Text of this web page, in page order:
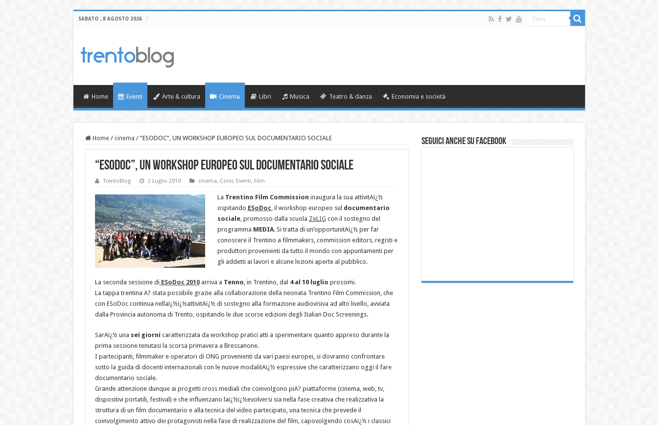
SABATO , 8 AGOSTO 2026
Home Eventi Arte & cultura Cinema Libri Musica Teatro & danza Economia e società
Home / cinema / “ESODOC”, UN WORKSHOP EUROPEO SUL DOCUMENTARIO SOCIALE
“ESODOC”, UN WORKSHOP EUROPEO SUL DOCUMENTARIO SOCIALE
TrentoBlog 2 Luglio 2010 cinema, Corsi, Eventi, Film
La Trentino Film Commission inaugura la sua attivitAï¿½
ospitando ESoDoc , il workshop europeo sul documentario
sociale, promosso dalla scuola ZeLIG con il sostegno del
programma MEDIA. Si tratta di un’opportunitAï¿½ per far
conoscere il Trentino a filmmakers, commission editors, registi e
produttori provenienti da tutto il mondo con appuntamenti per
gli addetti ai lavori e alcune lezioni aperte al pubblico.
La seconda sessione di ESoDoc 2010arriva a Tenno , in Trentino, dal 4 al 10 luglio prossimi.
La tappa trentina A? stata possibile grazie alla collaborazione della neonata Trentino Film Commission, che
con ESoDoc continua nellaï¿½ï¿½attivitAï¿½ di sostegno alla formazione audiovisiva ad alto livello, avviata
dalla Provincia autonoma di Trento, ospitando le due scorse edizioni degli Italian Doc Screenings.
SarAï¿½ una sei giorni caratterizzata da workshop pratici atti a sperimentare quanto appreso durante la
prima sessione tenutasi la scorsa primavera a Bressanone.
I partecipanti, filmmaker e operatori di ONG provenienti da vari paesi europei, si dovranno confrontare
sotto la guida di docenti internazionali con le nuove modalitAï¿½ espressive che caratterizzano oggi il fare
documentario sociale.
Grande attenzione dunque ai progetti cross mediali che coinvolgono piA? piattaforme (cinema, web, tv,
dispositivi portatili, festival) e che influenzano laï¿½ï¿½evolversi sia nella fase creativa che realizzativa la
struttura di un film documentario e alla tecnica del video partecipato, una tecnica che prevede il
coinvolgimento attivo dei protagonisti nella fase di realizzazione del film, capovolgendo cosAï¿½ i classici
Seguici anche su Facebook